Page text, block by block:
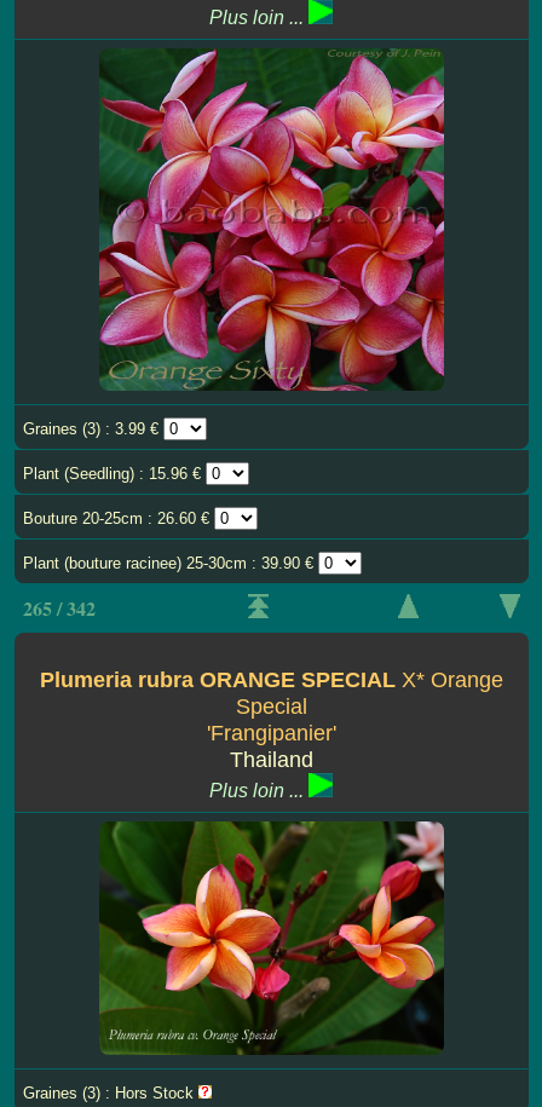
Plus loin ...
Graines (3) : 3.99 €
Plant (Seedling) : 15.96 €
Bouture 20-25cm : 26.60 €
Plant (bouture racinee) 25-30cm : 39.90 €
265 / 342
Plumeria rubra ORANGE SPECIAL X* Orange
Special
'Frangipanier'
Thailand
Plus loin ...
Graines (3) : Hors Stock